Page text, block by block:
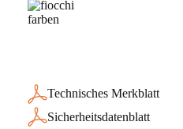
Technisches Merkblatt
Sicherheitsdatenblatt